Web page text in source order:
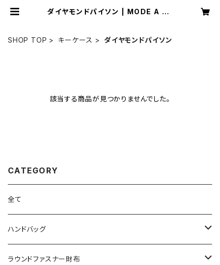
ダイヤモンドパイソン | MODE A LA
SHOP TOP キーケース ダイヤモンドパイソン
該当する商品が見つかりませんでした。
CATEGORY
全て
ハンドバッグ
クロコダイル
ラウンドファスナー財布